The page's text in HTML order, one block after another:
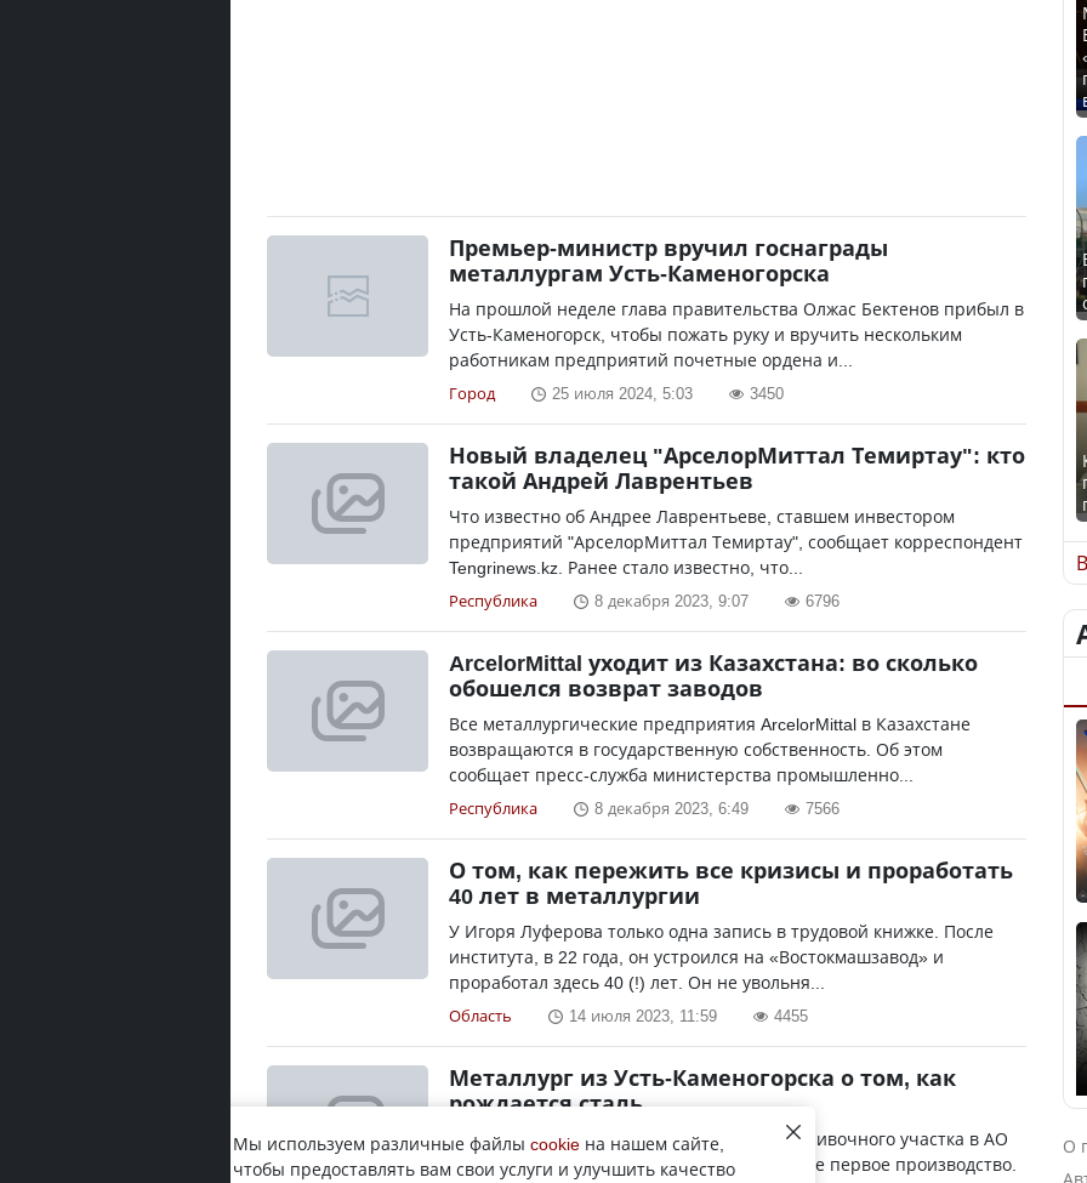
Премьер-министр вручил госнаграды
металлургам Усть-Каменогорска
На прошлой неделе глава правительства Олжас Бектенов прибыл в
Усть-Каменогорск, чтобы пожать руку и вручить нескольким
работникам предприятий почетные ордена и...
Город 25 июля 2024, 5:03 3450
Новый владелец "АрселорМиттал Темиртау": кто
такой Андрей Лаврентьев
Что известно об Андрее Лаврентьеве, ставшем инвестором
предприятий "АрселорМиттал Темиртау", сообщает корреспондент
Tengrinews.kz. Ранее стало известно, что...
Республика 8 декабря 2023, 9:07 6796
ArcelorMittal уходит из Казахстана: во сколько
обошелся возврат заводов
Все металлургические предприятия ArcelorMittal в Казахстане
возвращаются в государственную собственность. Об этом
сообщает пресс-служба министерства промышленно...
Республика 8 декабря 2023, 6:49 7566
О том, как пережить все кризисы и проработать
40 лет в металлургии
У Игоря Луферова только одна запись в трудовой книжке. После
института, в 22 года, он устроился на «Востокмашзавод» и
проработал здесь 40 (!) лет. Он не увольня...
Область 14 июля 2023, 11:59 4455
Металлург из Усть-Каменогорска о том, как
рождается сталь
Александр Козлов — мастер плавильно-заливочного участка в АО
«Востокмашзавод». Для мужчины это уже не первое производство.
О
Мы используем различные файлы cookie на нашем сайте,
чтобы предоставлять вам свои услуги и улучшить качество